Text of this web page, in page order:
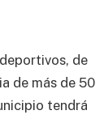
de
de más de 50
tendrá